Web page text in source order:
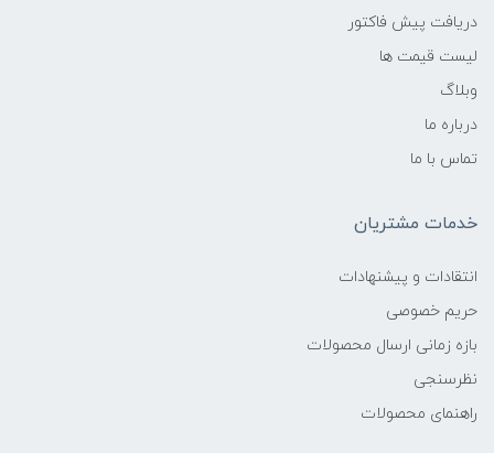
دریافت پیش فاکتور
لیست قیمت ها
وبلاگ
درباره ما
تماس با ما
خدمات مشتریان
انتقادات و پیشنهادات
حریم خصوصی
بازه زمانی ارسال محصولات
نظرسنجی
راهنمای محصولات